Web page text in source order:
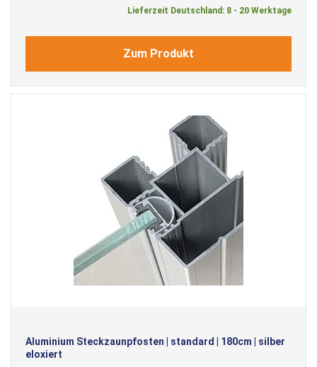
Lieferzeit Deutschland: 8 - 20 Werktage
Zum Produkt
Aluminium Steckzaunpfosten | standard | 180cm | silber
eloxiert